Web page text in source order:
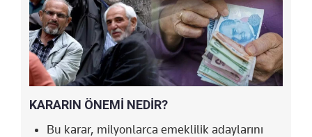
KARARIN ÖNEMİ NEDİR?
Bu karar, milyonlarca emeklilik adaylarını